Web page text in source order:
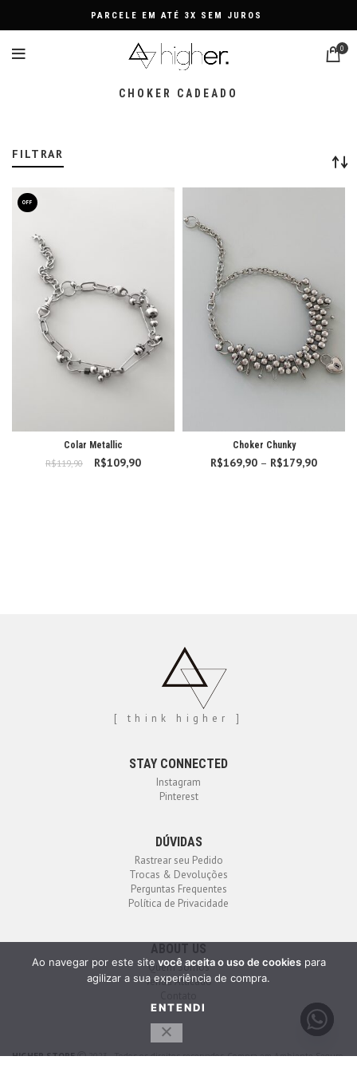
PARCELE EM ATÉ 3X SEM JUROS
0
CHOKER CADEADO
FILTRAR
OFF
Colar Metallic
R$119,90
O preço original
R$109,90
Choker Chunky
R$169,90 – R$179,90
[ think higher ]
STAY CONNECTED
Instagram
Pinterest
DÚVIDAS
Rastrear seu Pedido
Trocas & Devoluções
Perguntas Frequentes
Política de Privacidade
ABOUT US
Quem Somos
Venda Atacado
HIGHER STORE 2023 - Todos os direitos reservados. Compra em Ambiente Seguro.
Ao navegar por este site você aceita o uso de cookiespara
agilizar a sua experiência de compra.
ENTENDI